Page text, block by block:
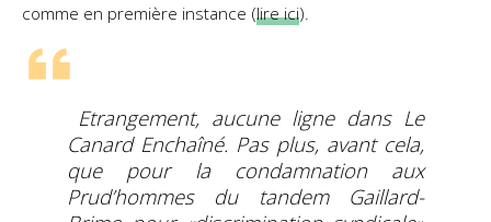
comme en première instance (lire ici).
Etrangement, aucune ligne dans Le
Canard Enchaîné. Pas plus, avant cela,
que pour la condamnation aux
Prud’hommes du tandem Gaillard-